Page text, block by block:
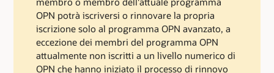
OPN potrà iscriversi o rinnovare la propria
iscrizione solo al programma OPN avanzato, a
eccezione dei membri del programma OPN
attualmente non iscritti a un livello numerico di
OPN che hanno iniziato il processo di rinnovo